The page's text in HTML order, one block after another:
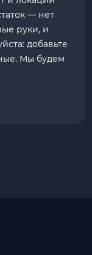
— нет
руки, и
добавьте
Мы будем